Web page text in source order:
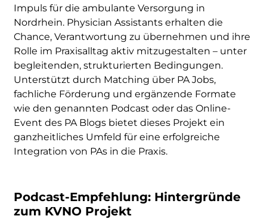
Impuls für die ambulante Versorgung in
Nordrhein. Physician Assistants erhalten die
Chance, Verantwortung zu übernehmen und ihre
Rolle im Praxisalltag aktiv mitzugestalten – unter
begleitenden, strukturierten Bedingungen.
Unterstützt durch Matching über PA Jobs,
fachliche Förderung und ergänzende Formate
wie den genannten Podcast oder das Online-
Event des PA Blogs bietet dieses Projekt ein
ganzheitliches Umfeld für eine erfolgreiche
Integration von PAs in die Praxis.
Podcast-Empfehlung: Hintergründe
zum KVNO Projekt